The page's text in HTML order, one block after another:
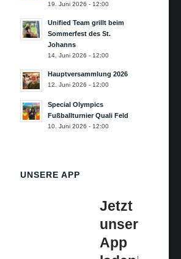
19. Juni 2026 - 12:00
Unified Team grillt beim
Sommerfest des St.
Johanns
14. Juni 2026 - 12:00
Hauptversammlung 2026
12. Juni 2026 - 12:00
Special Olympics
Fußballturnier Quali Feld
10. Juni 2026 - 12:00
UNSERE APP
Jetzt
unsere
App